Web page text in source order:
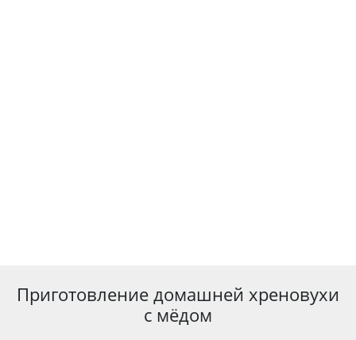
Приготовление домашней хреновухи
с мёдом